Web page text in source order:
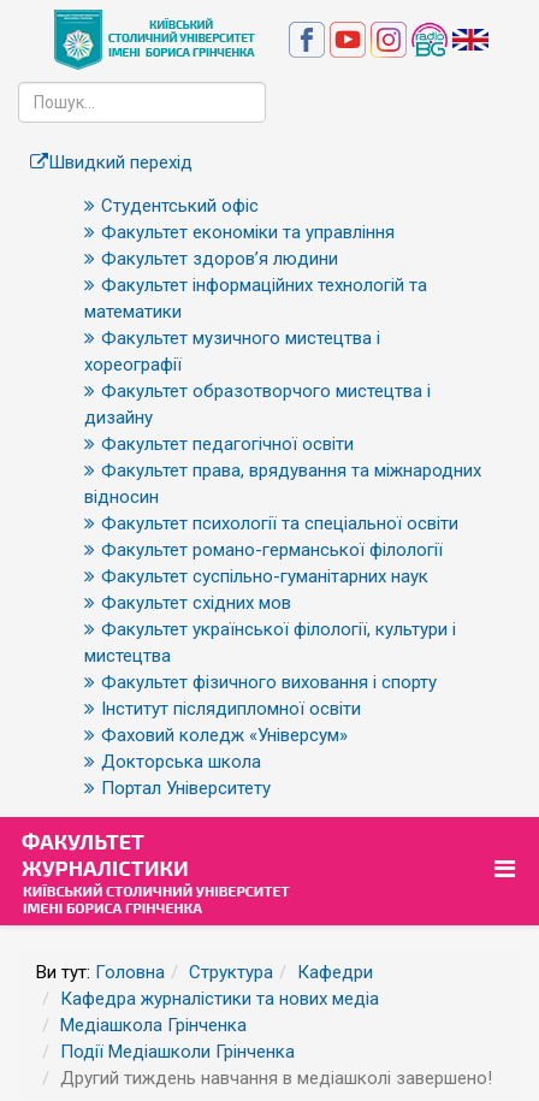
Швидкий перехід
Студентський офіс
Факультет економіки та управління
Факультет здоров’я людини
Факультет інформаційних технологій та
математики
Факультет музичного мистецтва і
хореографії
Факультет образотворчого мистецтва і
дизайну
Факультет педагогічної освіти
Факультет права, врядування та міжнародних
відносин
Факультет психології та спеціальної освіти
Факультет романо-германської філології
Факультет суспільно-гуманітарних наук
Факультет східних мов
Факультет української філології, культури і
мистецтва
Факультет фізичного виховання і спорту
Інститут післядипломної освіти
Фаховий коледж «Універсум»
Докторська школа
Портал Університету
Ви тут: Головна Структура
Кафедри
Кафедра журналістики та нових медіа
Медіашкола Грінченка
Події Медіашколи Грінченка
Другий тиждень навчання в медіашколі завершено!